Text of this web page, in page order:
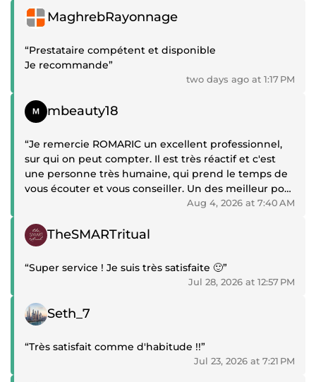
Positive review
MaghrebRayonnage
“Prestataire compétent et disponible
Je recommande”
two days ago at 1:17 PM
Positive review
mbeauty18
“Je remercie ROMARIC un excellent professionnel,
sur qui on peut compter. Il est très réactif et c'est
une personne très humaine, qui prend le temps de
vous écouter et vous conseiller. Un des meilleur pour
Aug 4, 2026 at 7:40 AM
Positive review
TheSMARTritual
“Super service ! Je suis très satisfaite 🙂”
Jul 28, 2026 at 12:57 PM
Positive review
Seth_7
“Très satisfait comme d'habitude !!”
Jul 23, 2026 at 7:21 PM